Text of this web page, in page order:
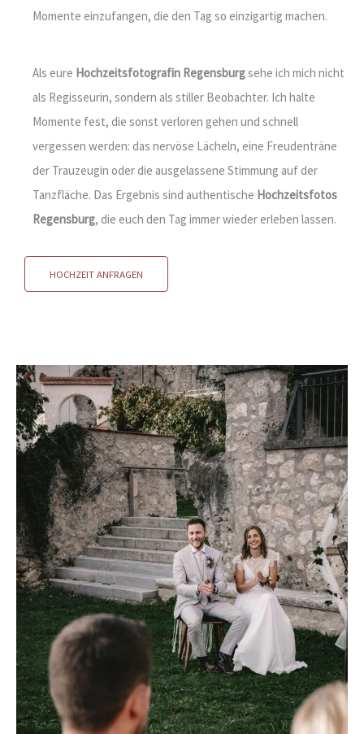
Momente einzufangen, die den Tag so einzigartig machen.
Als eure Hochzeitsfotografin Regensburgsehe ich mich nicht
als Regisseurin, sondern als stiller Beobachter. Ich halte
Momente fest, die sonst verloren gehen und schnell
vergessen werden: das nervöse Lächeln, eine Freudenträne
der Trauzeugin oder die ausgelassene Stimmung auf der
Tanzfläche. Das Ergebnis sind authentische Hochzeitsfotos
Regensburg, die euch den Tag immer wieder erleben lassen.
HOCHZEIT ANFRAGEN